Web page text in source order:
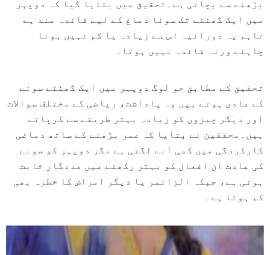
بڑھنے سے بچاتی ہے۔تحقیق میں بتایا گیا کہ دوپہر
میں ایک گھنٹے تک سونا دماغ کے لیے فائدہ مند ہے
تاہم یہ دورانیہ اس سے زیادہ یا کم نہیں ہونا
چاہئے ورنہ فائدہ نہیں ہوتا۔
تحقیق کے مطابق جو لوگ دوپہر میں ایک گھنٹے سونے
کے عادی ہوتے ہیں وہ یاداشت، ریاضی کے مختلف سوالات
اور دیگر چیزوں کو زیادہ بہتر طریقے سے کرپاتے
ہیں۔محققین نے بتایا کہ عمر بڑھنے کے ساتھ دماغی
کارکردگی میں کمی آنے لگتی ہے مگر دوپہر کو سونے
کی عادت ان افعال کو بہتر رکھنے میں مددگار ثابت
ہوتی ہے، جبکہ الزائمر یا دیگر امراض کا خطرہ بھی
کم ہوتا ہے۔